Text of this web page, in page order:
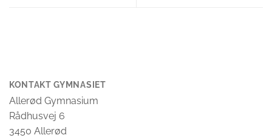
KONTAKT GYMNASIET
Allerød Gymnasium
Rådhusvej 6
3450 Allerød